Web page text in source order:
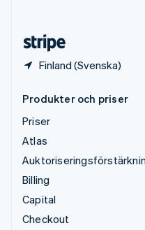
Finland (Svenska)
Produkter och priser
Priser
Atlas
Billing
Capital
Checkout